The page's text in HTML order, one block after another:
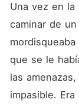
Una vez en la
caminar de
que se le
las
impasible.